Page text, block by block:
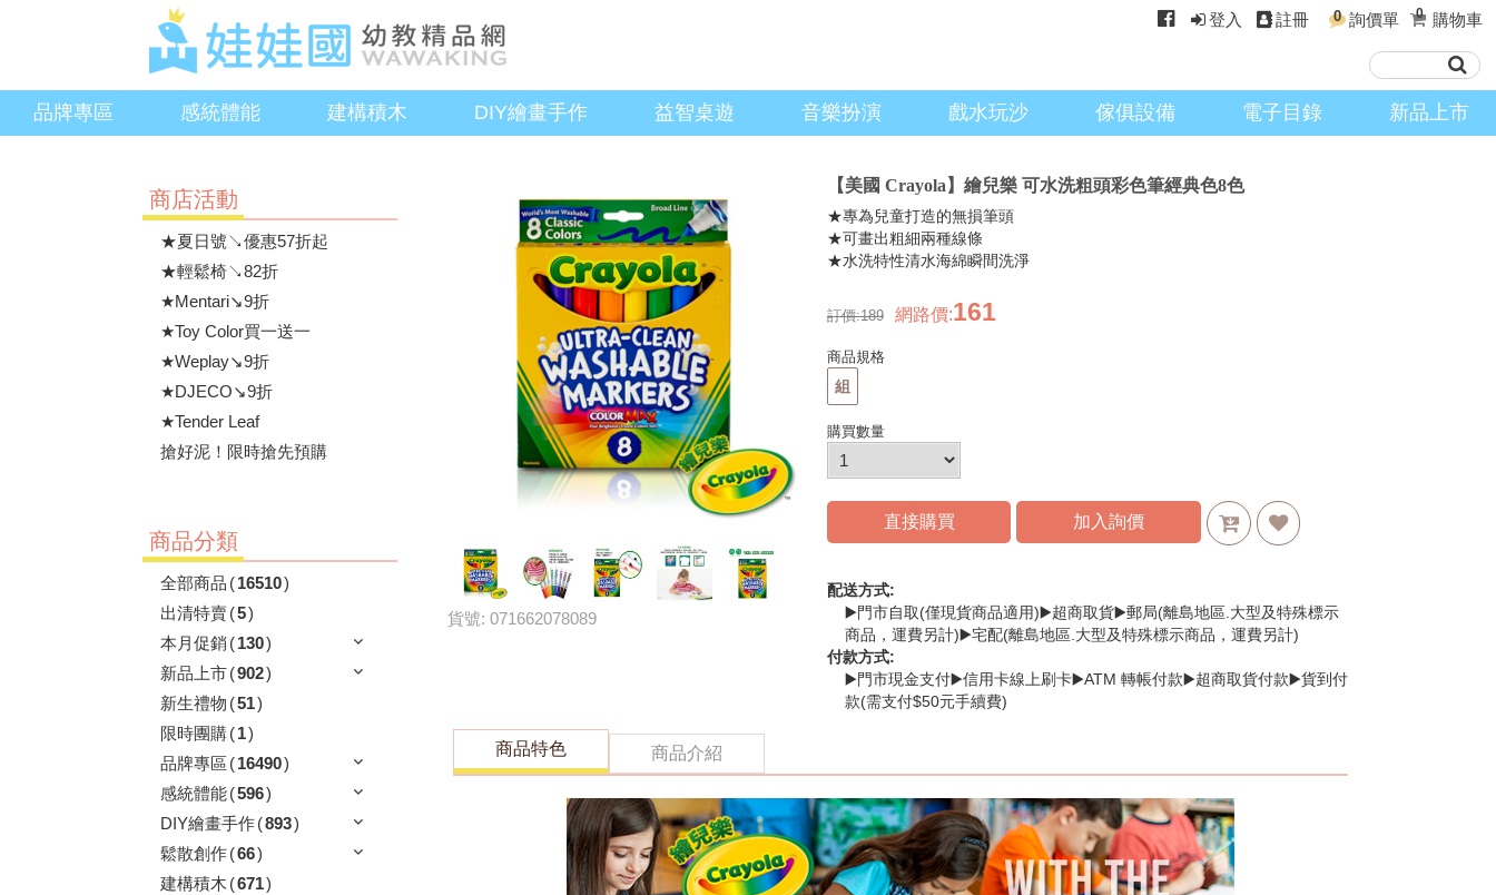
登入 註冊 0 詢價單 0 購物車
品牌專區 感統體能 建構積木 DIY繪畫手作 益智桌遊 音樂扮演 戲水玩沙 傢俱設備 電子目錄 新品上市
商店活動
★夏日號↘優惠57折起
★輕鬆椅↘82折
★Mentari↘9折
★Toy Color買一送一
★Weplay↘9折
★DJECO↘9折
★Tender Leaf
搶好泥！限時搶先預購
商品分類
全部商品 (16510)
出清特賣(5)
本月促銷(130)
新品上市(902)
新生禮物 (51)
限時團購(1)
品牌專區 (16490)
感統體能(596)
DIY繪畫手作(893)
鬆散創作(66)
建構積木 (671)
貨號: 071662078089
【美國 Crayola】繪兒樂 可水洗粗頭彩色筆經典色8色
★專為兒童打造的無損筆頭
★可畫出粗細兩種線條
★水洗特性清水海綿瞬間洗淨
訂價:189 網路價:161
商品規格
組
購買數量
直接購買 加入詢價
配送方式:
▶️門市自取(僅現貨商品適用)▶️超商取貨▶️郵局(離島地區.大型及特殊標示
商品，運費另計)▶️宅配(離島地區.大型及特殊標示商品，運費另計)
付款方式:
▶️門市現金支付▶️信用卡線上刷卡▶️ATM 轉帳付款▶️超商取貨付款▶️貨到付
款(需支付$50元手續費)
商品特色 商品介紹